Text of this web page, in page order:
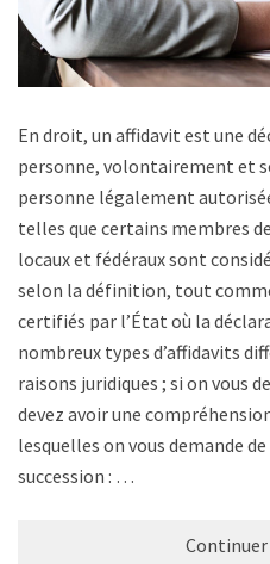
En droit, un affidavit est une
personne, volontairement et
personne légalement
telles que certains membres
locaux et fédéraux sont
selon la définition, tout
certifiés par l’État où la
nombreux types d’affidavits
raisons juridiques ; si on vous
devez avoir une
lesquelles on vous demande
succession : …